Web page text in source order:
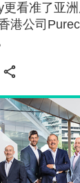
看准了亚
港公司